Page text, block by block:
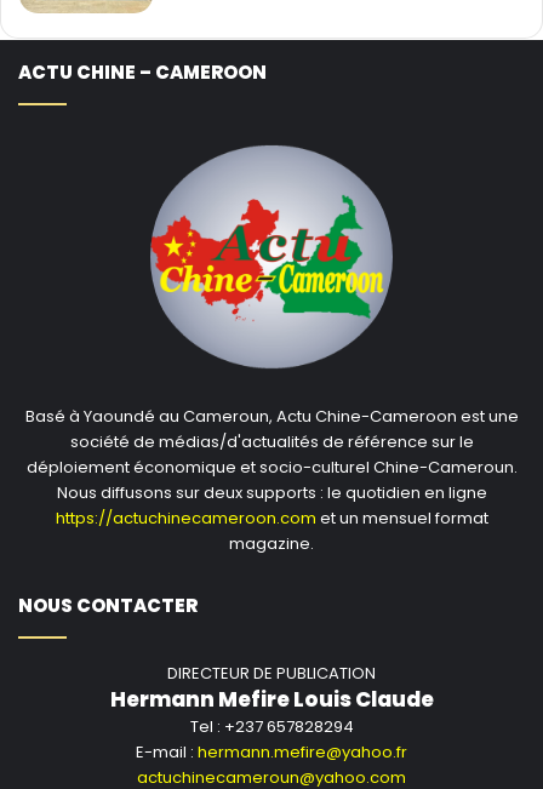
ACTU CHINE – CAMEROON
Basé à Yaoundé au Cameroun, Actu Chine-Cameroon est une
société de médias/d'actualités de référence sur le
déploiement économique et socio-culturel Chine-Cameroun.
Nous diffusons sur deux supports : le quotidien en ligne
https://actuchinecameroon.com et un mensuel format
magazine.
NOUS CONTACTER
DIRECTEUR DE PUBLICATION
Hermann Mefire Louis Claude
Tel : +237 657828294
E-mail : hermann.mefire@yahoo.fr
actuchinecameroun@yahoo.com